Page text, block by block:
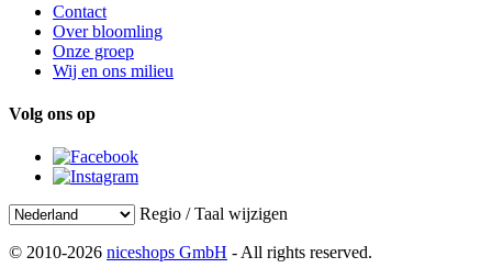
Contact
Over bloomling
Onze groep
Wij en ons milieu
Volg ons op
Regio / Taal wijzigen
© 2010-2026 niceshops GmbH - All rights reserved.